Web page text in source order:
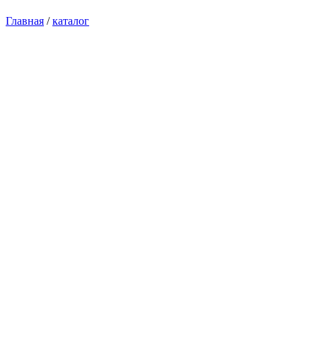
Главная /каталог